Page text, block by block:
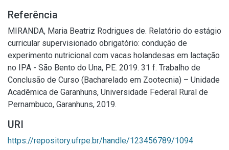
Referência
MIRANDA, Maria Beatriz Rodrigues de. Relatório do estágio
curricular supervisionado obrigatório: condução de
experimento nutricional com vacas holandesas em lactação
no IPA - São Bento do Una, PE. 2019. 31 f. Trabalho de
Conclusão de Curso (Bacharelado em Zootecnia) – Unidade
Acadêmica de Garanhuns, Universidade Federal Rural de
Pernambuco, Garanhuns, 2019.
URI
https://repository.ufrpe.br/handle/123456789/1094